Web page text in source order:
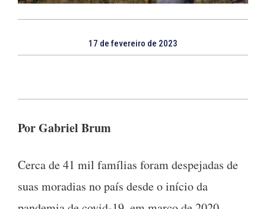
17 de fevereiro de 2023
Por Gabriel Brum
Cerca de 41 mil famílias foram despejadas de
suas moradias no país desde o início da